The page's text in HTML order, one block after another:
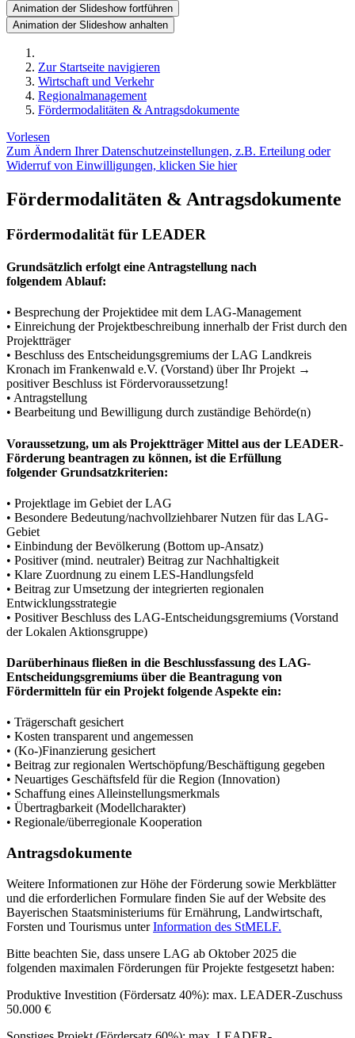
Animation der Slideshow fortführen
Animation der Slideshow anhalten
Zur Startseite navigieren
Wirtschaft und Verkehr
Regionalmanagement
Fördermodalitäten & Antragsdokumente
Vorlesen
Zum Ändern Ihrer Datenschutzeinstellungen, z.B. Erteilung oder
Widerruf von Einwilligungen, klicken Sie hier
Fördermodalitäten & Antragsdokumente
Fördermodalität für LEADER
Grundsätzlich erfolgt eine Antragstellung nach
folgendem Ablauf:
• Besprechung der Projektidee mit dem LAG-Management
• Einreichung der Projektbeschreibung innerhalb der Frist durch den
Projektträger
• Beschluss des Entscheidungsgremiums der LAG Landkreis
Kronach im Frankenwald e.V. (Vorstand) über Ihr Projekt →
positiver Beschluss ist Fördervoraussetzung!
• Antragstellung
• Bearbeitung und Bewilligung durch zuständige Behörde(n)
Voraussetzung, um als Projektträger Mittel aus der LEADER-
Förderung beantragen zu können, ist die Erfüllung
folgender Grundsatzkriterien:
• Projektlage im Gebiet der LAG
• Besondere Bedeutung/nachvollziehbarer Nutzen für das LAG-
Gebiet
• Einbindung der Bevölkerung (Bottom up-Ansatz)
• Positiver (mind. neutraler) Beitrag zur Nachhaltigkeit
• Klare Zuordnung zu einem LES-Handlungsfeld
• Beitrag zur Umsetzung der integrierten regionalen
Entwicklungsstrategie
• Positiver Beschluss des LAG-Entscheidungsgremiums (Vorstand
der Lokalen Aktionsgruppe)
Darüberhinaus fließen in die Beschlussfassung des LAG-
Entscheidungsgremiums über die Beantragung von
Fördermitteln für ein Projekt folgende Aspekte ein:
• Trägerschaft gesichert
• Kosten transparent und angemessen
• (Ko-)Finanzierung gesichert
• Beitrag zur regionalen Wertschöpfung/Beschäftigung gegeben
• Neuartiges Geschäftsfeld für die Region (Innovation)
• Schaffung eines Alleinstellungsmerkmals
• Übertragbarkeit (Modellcharakter)
• Regionale/überregionale Kooperation
Antragsdokumente
Weitere Informationen zur Höhe der Förderung sowie Merkblätter
und die erforderlichen Formulare finden Sie auf der Website des
Bayerischen Staatsministeriums für Ernährung, Landwirtschaft,
Forsten und Tourismus unterInformation des StMELF.
Bitte beachten Sie, dass unsere LAG ab Oktober 2025 die
folgenden maximalen Förderungen für Projekte festgesetzt haben:
Produktive Investition (Fördersatz 40%): max. LEADER-Zuschuss
50.000 €